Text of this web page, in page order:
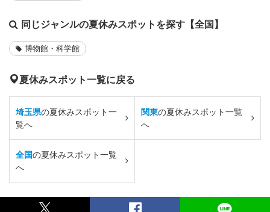
同じジャンルの夏休みスポットを探す【全国】
博物館・科学館
夏休みスポット一覧に戻る
埼玉県の夏休みスポット一
覧へ
関東の夏休みスポット一覧
へ
全国の夏休みスポット一覧
へ